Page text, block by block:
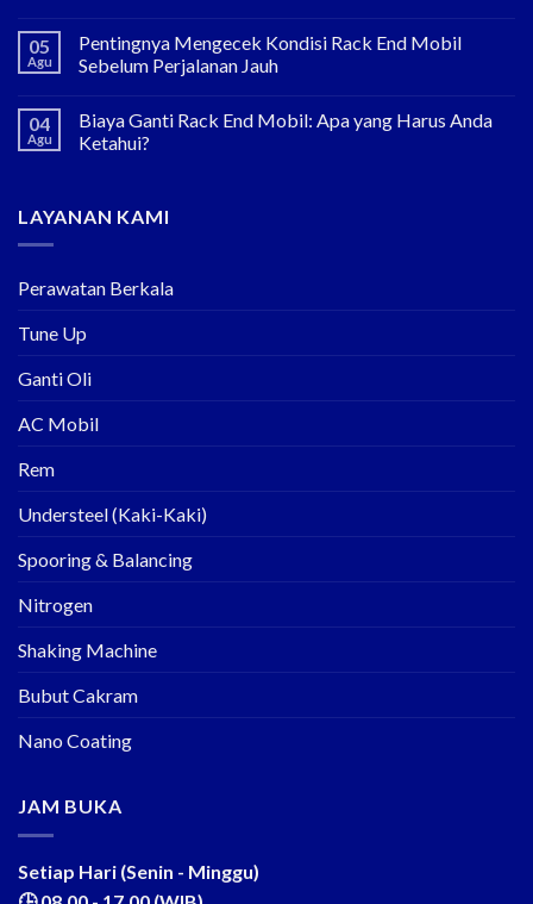
05
Agu
Pentingnya Mengecek Kondisi Rack End Mobil
Sebelum Perjalanan Jauh
04
Agu
Biaya Ganti Rack End Mobil: Apa yang Harus Anda
Ketahui?
LAYANAN KAMI
Perawatan Berkala
Tune Up
Ganti Oli
AC Mobil
Rem
Understeel (Kaki-Kaki)
Spooring & Balancing
Nitrogen
Shaking Machine
Bubut Cakram
Nano Coating
JAM BUKA
Setiap Hari (Senin - Minggu)